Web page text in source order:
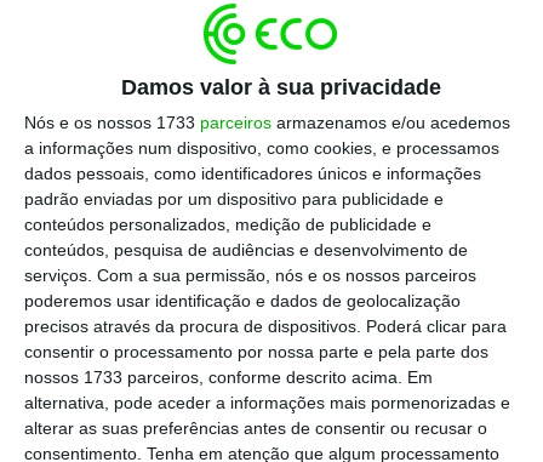
Damos valor à sua privacidade
Nós e os nossos 1733 parceiros armazenamos e/ou acedemos
a informações num dispositivo, como cookies, e processamos
dados pessoais, como identificadores únicos e informações
padrão enviadas por um dispositivo para publicidade e
conteúdos personalizados, medição de publicidade e
conteúdos, pesquisa de audiências e desenvolvimento de
serviços. Com a sua permissão, nós e os nossos parceiros
poderemos usar identificação e dados de geolocalização
precisos através da procura de dispositivos. Poderá clicar para
consentir o processamento por nossa parte e pela parte dos
nossos 1733 parceiros, conforme descrito acima. Em
alternativa, pode aceder a informações mais pormenorizadas e
alterar as suas preferências antes de consentir ou recusar o
consentimento. Tenha em atenção que algum processamento
mercado mundial, atrás dos EUA.
https://eco.sapo.pt/quote/gartner-a-europa-ocidental-sera-responsavel-por-21-dos-2057-mil/ Copiar
Assine o ECO Premium
No momento em que a informação é
mais importante do que nunca, apoie
o jornalismo independente e rigoroso.